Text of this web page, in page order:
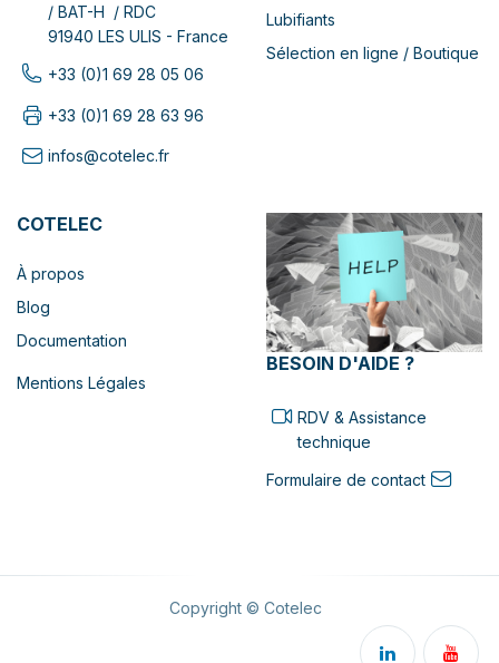
/ BAT-H / RDC
91940 LES ULIS - France
+33 (0)1 69 28 05 06
+33 (0)1 69 28 63 96
infos@cotelec.fr
Lubifiants
Sélection en ligne / Boutique
COTELEC
À propos
Blog
Documentation
Mentions Légales
BESOIN D'AIDE ?
RDV & Assistance
technique
Formulaire de contact
Copyright © Cotelec